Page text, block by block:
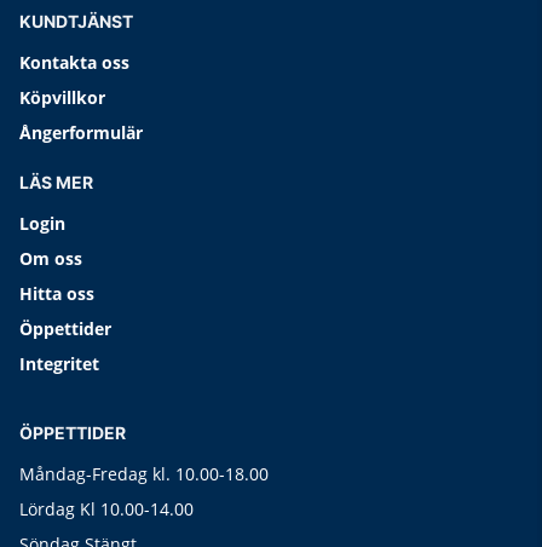
KUNDTJÄNST
Kontakta oss
Köpvillkor
Ångerformulär
LÄS MER
Login
Om oss
Hitta oss
Öppettider
Integritet
ÖPPETTIDER
Måndag-Fredag kl. 10.00-18.00
Lördag Kl 10.00-14.00